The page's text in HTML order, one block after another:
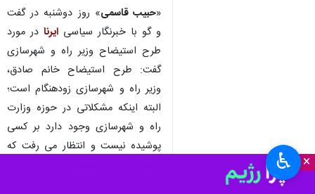
×
«حبیب قاسمی» روز دوشنبه در گفت
و گو با خبرنگار سیاسی ایرنا در مورد
طرح استیضاح وزیر راه و شهرسازی
گفت: طرح استیضاح خانم صادق،
وزیر راه و شهرسازی زودهنگام است؛
البته اینکه مشکلاتی در حوزه وزارت
راه و شهرسازی وجود دارد بر کسی
پوشیده نیست و انتظار می رفت که
♿︎